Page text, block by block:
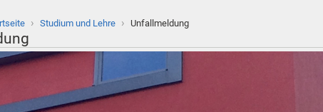
› Studium und Lehre › Unfallmeldung